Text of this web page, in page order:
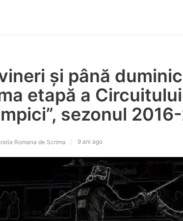
și până
etapă a
sezonul
Romana de Scrima 9 ani ago